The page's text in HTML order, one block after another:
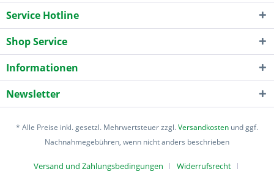
Service Hotline
Shop Service
Informationen
Newsletter
* Alle Preise inkl. gesetzl. Mehrwertsteuer zzgl.Versandkosten und ggf.
Nachnahmegebühren, wenn nicht anders beschrieben
Versand und Zahlungsbedingungen Widerrufsrecht